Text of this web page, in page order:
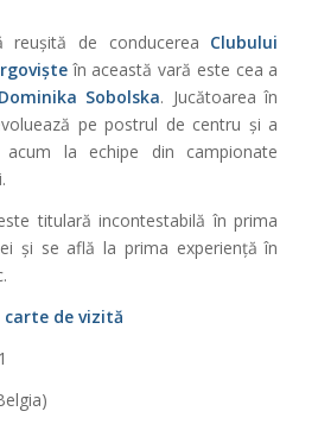
reușită de conducerea Clubului
în această vară este cea a
Dominika Sobolska. Jucătoarea în
pe postrul de centru și a
la echipe din campionate
titulară incontestabilă în prima
și se află la prima experiență în
carte de vizită